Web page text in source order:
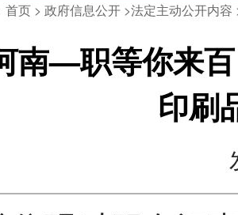
首页 > 政府信息公开 >法定主动公开内容
南—职等你来
印刷